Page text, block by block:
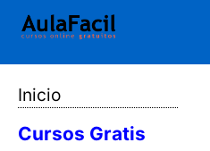
Inicio
Cursos Gratis